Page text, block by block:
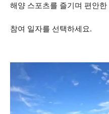
해양 스포츠를 즐기며 편안
참여 일자를 선택하세요.